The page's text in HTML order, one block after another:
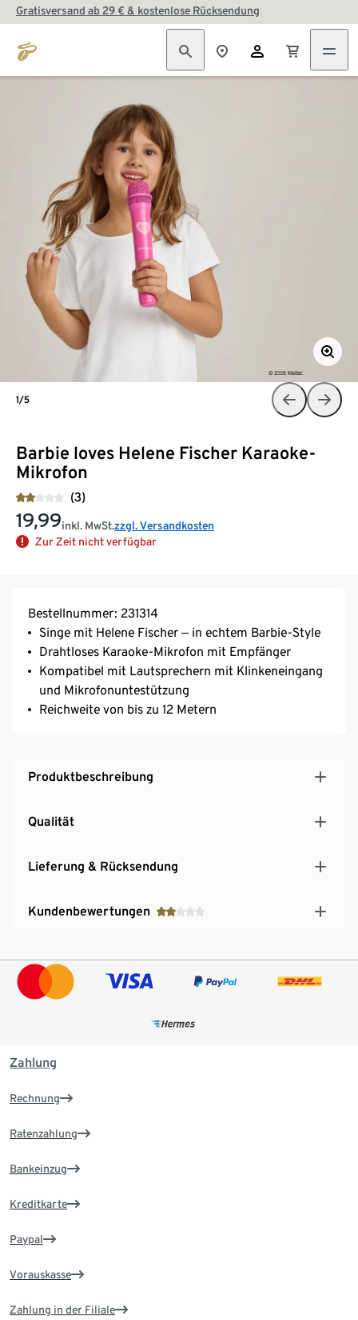
Gratisversand ab 29 € & kostenlose Rücksendung
Barbie loves Helene Fischer Karaoke-
Mikrofon
(3)
19,99inkl. MwSt.zzgl. Versandkosten
Zur Zeit nicht verfügbar
1/5
Bestellnummer: 231314
Singe mit Helene Fischer ‒ in echtem Barbie-Style
Drahtloses Karaoke-Mikrofon mit Empfänger
Kompatibel mit Lautsprechern mit Klinkeneingang
und Mikrofonuntestützung
Reichweite von bis zu 12 Metern
Produktbeschreibung
Qualität
Lieferung & Rücksendung
Kundenbewertungen
Zahlung
Rechnung
Ratenzahlung
Bankeinzug
Kreditkarte
Paypal
Vorauskasse
Zahlung in der Filiale